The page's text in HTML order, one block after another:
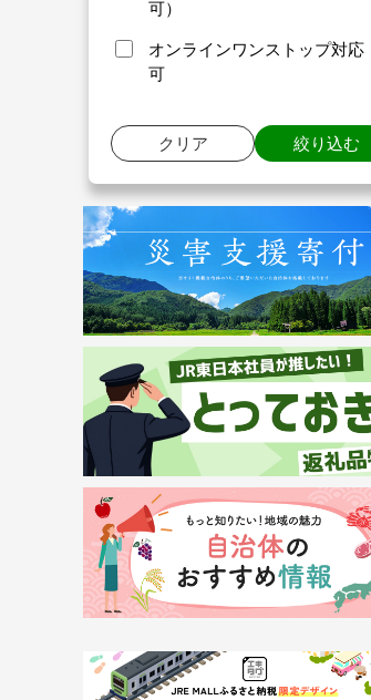
可）
オンラインワンストップ対応
可
クリア 絞り込む